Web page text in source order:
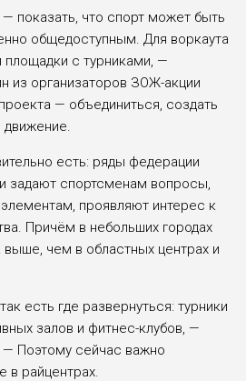
показать, что спорт может быть
общедоступным. Для воркаута
с турниками, —
из организато­ров ЗОЖ-акции
— объединиться, создать
движение.
есть: ряды федерации
задают спортсменам вопросы,
проявляют интерес к
Причём в небольших городах
выше, чем в областных центрах и
есть где развернуться: турники
залов и фитнес-клубов, —
— Поэтому сейчас важно
в райцентрах.